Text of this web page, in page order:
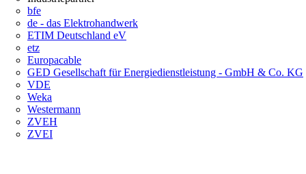
bfe
de - das Elektrohandwerk
ETIM Deutschland eV
etz
Europacable
GED Gesellschaft für Energiedienstleistung - GmbH & Co. KG
VDE
Weka
Westermann
ZVEH
ZVEI